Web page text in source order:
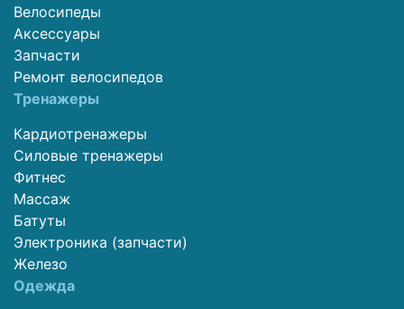
Велосипеды
Аксессуары
Запчасти
Ремонт велосипедов
Тренажеры
Кардиотренажеры
Силовые тренажеры
Фитнес
Массаж
Батуты
Электроника (запчасти)
Железо
Одежда